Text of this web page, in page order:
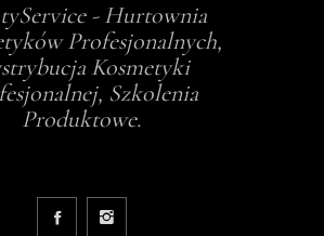
- Hurtownia
Profesjonalnych,
Kosmetyki
Szkolenia
Produktowe.